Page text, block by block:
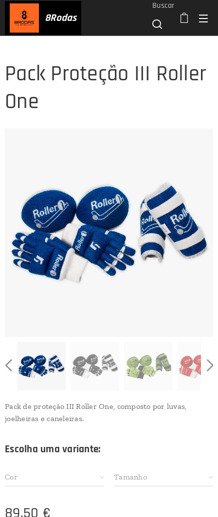
8Rodas
Buscar
Pack Proteção III Roller
One
Pack de proteção III Roller One, composto por luvas,
joelheiras e caneleiras.
Escolha uma variante:
Cor Tamanho
89,50 €